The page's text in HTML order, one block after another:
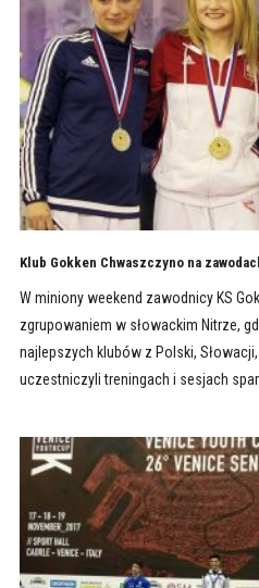
Klub Gokken Chwaszczyno na
W miniony weekend zawodnicy KS
zgrupowaniem w słowackim Nitrze,
najlepszych klubów z Polski, Słowacji,
uczestniczyli treningach i sesjach